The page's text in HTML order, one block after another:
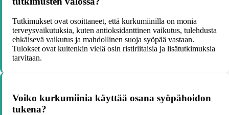
Tutkimukset ovat osoittaneet, että kurkumiinilla on monia
terveysvaikutuksia, kuten antioksidanttinen vaikutus, tulehdusta
ehkäisevä vaikutus ja mahdollinen suoja syöpää vastaan.
Tulokset ovat kuitenkin vielä osin ristiriitaisia ja lisätutkimuksia
tarvitaan.
Voiko kurkumiinia käyttää osana syöpähoidon
tukena?